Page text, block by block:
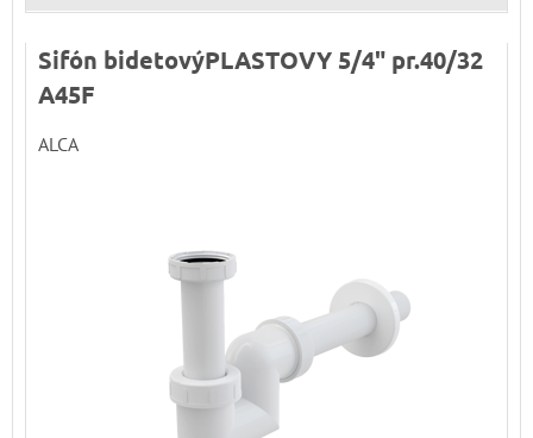
Sifón bidetovýPLASTOVY 5/4" pr.40/32
A45F
ALCA